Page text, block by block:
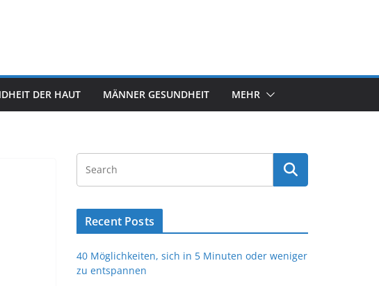
DER HAUT MÄNNER GESUNDHEIT MEHR
Recent Posts
40 Möglichkeiten, sich in 5 Minuten oder weniger
zu entspannen